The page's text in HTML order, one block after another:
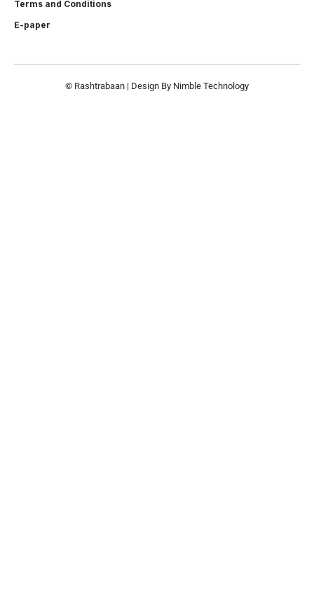
Terms and Conditions
E-paper
© Rashtrabaan | Design By Nimble Technology